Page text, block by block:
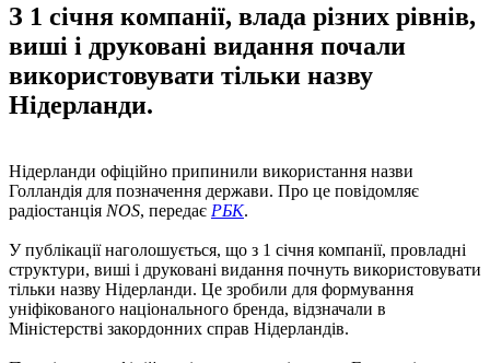
З 1 січня компанії, влада різних рівнів,
виші і друковані видання почали
використовувати тільки назву
Нідерланди.
Нідерланди офіційно припинили використання назви
Голландія для позначення держави. Про це повідомляє
радіостанція NOS, передає РБК.
У публікації наголошується, що з 1 січня компанії, провладні
структури, виші і друковані видання почнуть використовувати
тільки назву Нідерланди. Це зробили для формування
уніфікованого національного бренда, відзначали в
Міністерстві закордонних справ Нідерландів.